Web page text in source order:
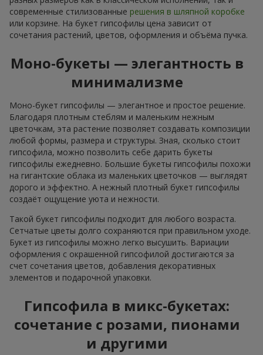
современные стилизованные решения в шляпной коробке
или корзине. На букет гипсофилы цена зависит от
сочетания растений, цветов, оформления и объёма пучка.
Моно-букеты — элегантность в
минимализме
Моно-букет гипсофилы — элегантное и простое решение.
Благодаря плотным стеблям и маленьким нежным
цветочкам, эта растение позволяет создавать композиции
любой формы, размера и структуры. Зная, сколько стоит
гипсофила, можно позволить себе дарить букеты
гипсофилы ежедневно. Большие букеты гипсофилы похожи
на гигантские облака из маленьких цветочков — выглядят
дорого и эффектно. А нежный плотный букет гипсофилы
создаёт ощущение уюта и нежности.
Такой букет гипсофилы подходит для любого возраста.
Сетчатые цветы долго сохраняются при правильном уходе.
Букет из гипсофилы можно легко высушить. Вариации
оформления с окрашенной гипсофилой достигаются за
счет сочетания цветов, добавления декоративных
элементов и подарочной упаковки.
Гипсофила в микс-букетах:
сочетание с розами, пионами
и другими